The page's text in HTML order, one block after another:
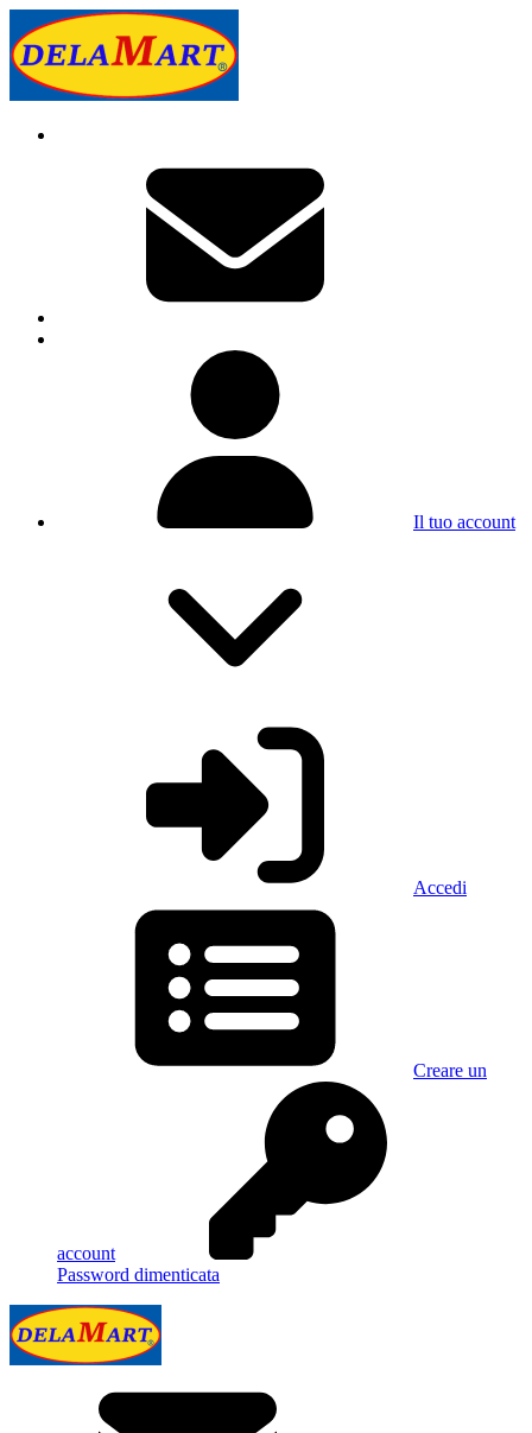
Il tuo account
Accedi
Creare un
account
Password dimenticata